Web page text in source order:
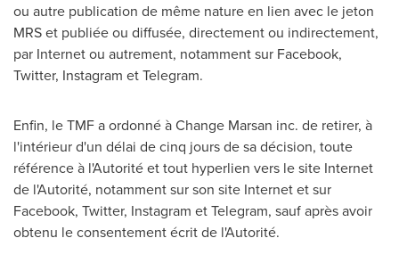
ou autre publication de même nature en lien avec le jeton
MRS et publiée ou diffusée, directement ou indirectement,
par Internet ou autrement, notamment sur Facebook,
Twitter, Instagram et Telegram.
Enfin, le TMF a ordonné à Change Marsan inc. de retirer, à
l'intérieur d'un délai de cinq jours de sa décision, toute
référence à l'Autorité et tout hyperlien vers le site Internet
de l'Autorité, notamment sur son site Internet et sur
Facebook, Twitter, Instagram et Telegram, sauf après avoir
obtenu le consentement écrit de l'Autorité.